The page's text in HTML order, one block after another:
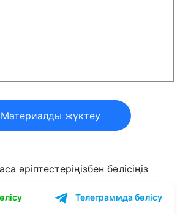
Материалды жүктеу
әріптестеріңізбен бөлісіңіз
Телеграммда бөлісу